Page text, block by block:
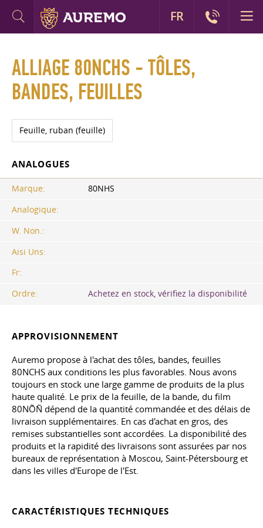
ALLIAGE 80NCHS - TÔLES,
BANDES, FEUILLES
Feuille, ruban (feuille)
ANALOGUES
Marque:
80NHS
Analogique:
W. Non.:
Aisi Uns:
Fr:
Ordre:
Achetez en stock, vérifiez la disponibilité
APPROVISIONNEMENT
Auremo propose à l'achat des tôles, bandes, feuilles
80NCHS aux conditions les plus favorables. Nous avons
toujours en stock une large gamme de produits de la plus
haute qualité. Le prix de la feuille, de la bande, du film
80NÕÑ dépend de la quantité commandée et des délais de
livraison supplémentaires. En cas d'achat en gros, des
remises substantielles sont accordées. La disponibilité des
produits et la rapidité des livraisons sont assurées par nos
bureaux de représentation à Moscou, Saint-Pétersbourg et
dans les villes d'Europe de l'Est.
CARACTÉRISTIQUES TECHNIQUES
FR